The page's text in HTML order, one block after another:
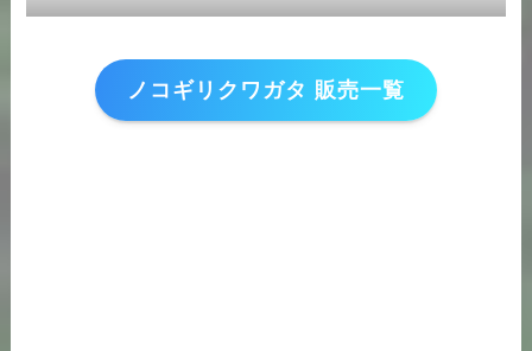
ノコギリクワガタ 販売一覧